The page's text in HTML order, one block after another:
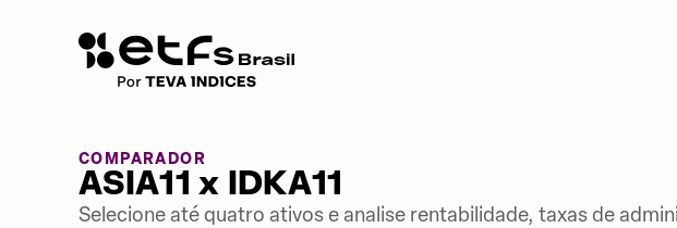
COMPARADOR
ASIA11 x IDKA11
Selecione até quatro ativos e analise rentabilidade, taxas de